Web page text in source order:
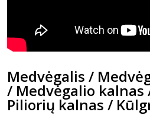
Medvėgalis /
/ Medvėgalio kalnas
Piliorių kalnas /